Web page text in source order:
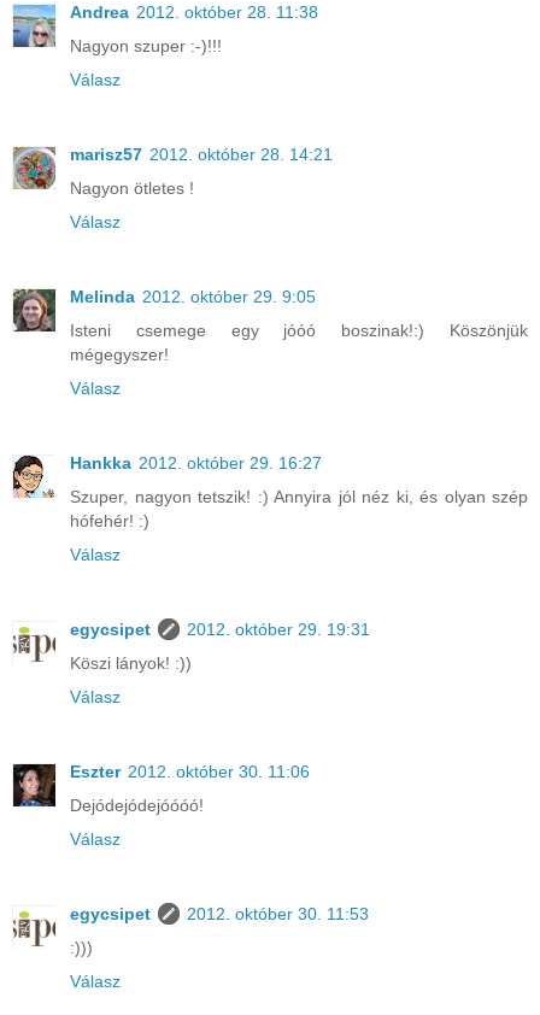
Andrea 2012. október 28. 11:38
Nagyon szuper :-)!!!
Válasz
marisz57 2012. október 28. 14:21
Nagyon ötletes !
Válasz
Melinda 2012. október 29. 9:05
Isteni csemege egy jóóó boszinak!:) Köszönjük
mégegyszer!
Válasz
Hankka 2012. október 29. 16:27
Szuper, nagyon tetszik! :) Annyira jól néz ki, és olyan szép
hófehér! :)
Válasz
egycsipet
2012. október 29. 19:31
Köszi lányok! :))
Válasz
Eszter 2012. október 30. 11:06
Dejódejódejóóóó!
Válasz
egycsipet
2012. október 30. 11:53
:)))
Válasz